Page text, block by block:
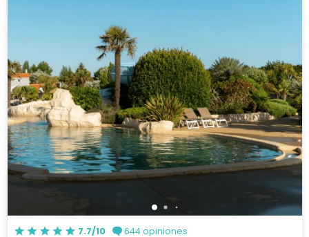
7.7/10 644 opiniones